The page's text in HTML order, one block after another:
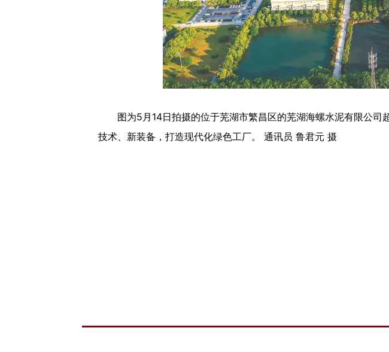
图为5月14日拍摄的位于芜湖市繁昌区的芜湖海螺水泥有限公司
技术、新装备，打造现代化绿色工厂。 通讯员 鲁君元 摄